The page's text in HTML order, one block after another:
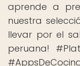
aprende a
nuestra
llevar por el
peruana!